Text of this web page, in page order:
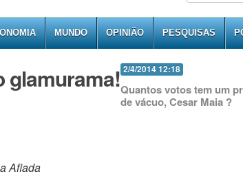
MUNDO OPINIÃO PESQUISAS
2/4/2014 12:18
glamurama!Quantos votos tem um
de vácuo, Cesar Maia ?
Afiada